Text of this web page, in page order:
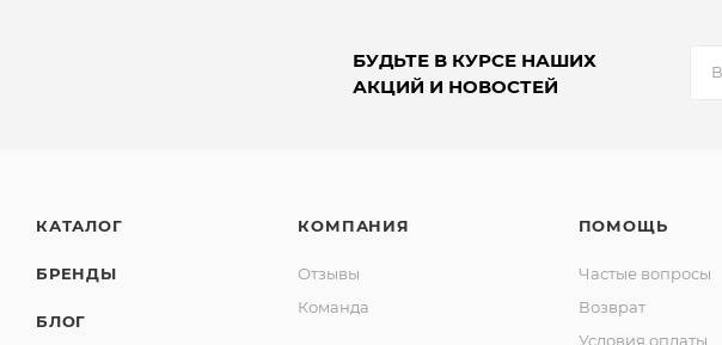
БУДЬТЕ В КУРСЕ НАШИХ
АКЦИЙ И НОВОСТЕЙ
КАТАЛОГ
БРЕНДЫ
БЛОГ
КОМПАНИЯ
Отзывы
Команда
ПОМОЩЬ
Частые вопросы
Возврат
Условия оплаты